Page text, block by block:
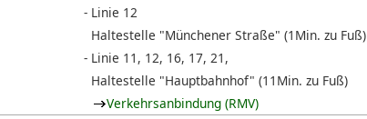
Linie 12
Haltestelle "Münchener Straße" (1Min. zu Fuß)
Linie 11, 12, 16, 17, 21,
Haltestelle "Hauptbahnhof" (11Min. zu Fuß)
Verkehrsanbindung (RMV)